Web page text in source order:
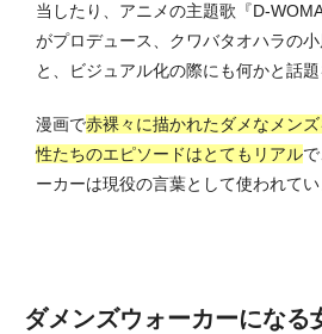
当したり、アニメの主題歌『D-
がプロデュース、クワバタオハラの
と、ビジュアル化の際にも何かと話題
漫画で赤裸々に描かれたダメなメン
性たちのエピソードはとてもリアル
ーカーは現役の言葉として使われてい
ダメンズウォーカーになる